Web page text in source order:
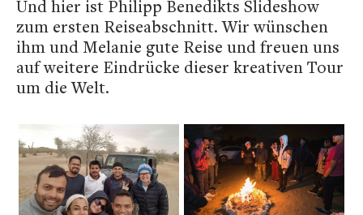
Und hier ist Philipp Benedikts Slideshow
zum ersten Reiseabschnitt. Wir wünschen
ihm und Melanie gute Reise und freuen uns
auf weitere Eindrücke dieser kreativen Tour
um die Welt.